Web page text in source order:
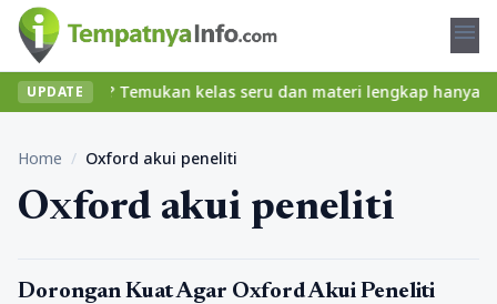
menu
UPDATE
ribet? Temukan kelas seru dan materi lengkap hanya di
Home / Oxford akui peneliti
Oxford akui peneliti
Berita
Dorongan Kuat Agar Oxford Akui Peneliti